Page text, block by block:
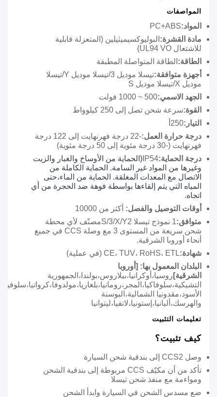
المواصفات
المواد:PC+ABS
مادة القشرة: البوليوكسيميثيلين (المتعزلة قابلية
للاشتعال UL94 VO)
الطاقة: الطاقة المتواصلة المطبقة
أجهزة متوافقة:
تيسلا موديل 3/تيسلا موديل Y/تيسلا
موديل X/تيسلا موديل S
الجهد الاسمي:500 ~ 1000 فولت
القوة:سرعة شحن تصل إلى 250 كيلوواط
التيار:250
درجة حرارة العمل:
-22 درجة فهرنهايت إلى 122 درجة
فهرنهايت (-30 درجة مئوية إلى 50 درجة مئوية)
درجة الحماية:IP54 (الحماية من الأوساخ والغبار والزيت
وغيرها من المواد غير السامة. الحماية الكاملة من
الاتصال مع المعدات المغلقة. الحماية من الماء،حتى
المياه التي يتم إلقاءها بواسطة فوهة ضد الحجرة من أي
اتجاه.
أوقات التوصيل والفصل: أكثر من 10000
متوافق:
1 نموذج تيسلا S/3/X/Y2مصنّف لأي محطة
شحن سريعة من المستوى 3 مع وصلة CCS في جميع
أنحاء أوروبا الشرقية.
شهادة:CE، TUV، RoHS، ETL (في عملية)
البلدان المعمول بها: [أوروبا
الشرقية] روسيا،أوكرانيا،بيلاروس،بولندا،الجمهورية
الأسود،مقدونيا الشمالية،البوسنة
والهرسك،ألبانيا،إستونيا،لاتفيا،ليتوانيا
تعليمات التثبيت
كيف تثبيت؟
وصل CCS2 إلى بندقية شحن السيارة
تأكد من أن مكيّف CCS مربوطة إلى بندقية الشحن
ومواءمة مع منفذ شحن تيسلا
ضع مسدس الشحن في السيارة وابدأ الشحن